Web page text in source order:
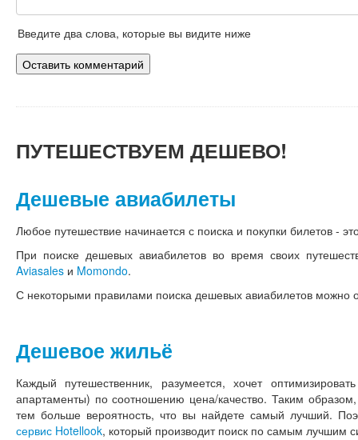
Введите два слова, которые вы видите ниже
ПУТЕШЕСТВУЕМ ДЕШЕВО!
Дешевые авиабилеты
Любое путешествие начинается с поиска и покупки билетов -
При поиске дешевых авиабилетов во время своих
Aviasales и Momondo.
С некоторыми правилами поиска дешевых авиабилетов можно
Дешевое жильё
Каждый путешественник, разумеется, хочет
апартаменты) по соотношению цена/качество. Таким
тем больше вероятность, что вы найдете самый лучший.
сервис Hotellook, который производит поиск по самым лучшим